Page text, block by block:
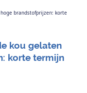
kou gelaten
korte termijn